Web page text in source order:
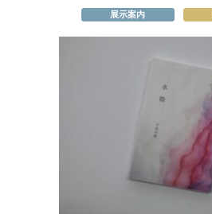
展示案内